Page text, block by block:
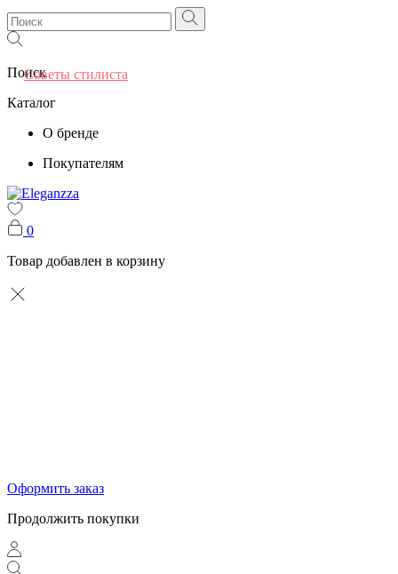
Поиск
Каталог
О бренде
Покупателям
0
Товар добавлен в корзину
Оформить заказ
Продолжить покупки
Советы стилиста